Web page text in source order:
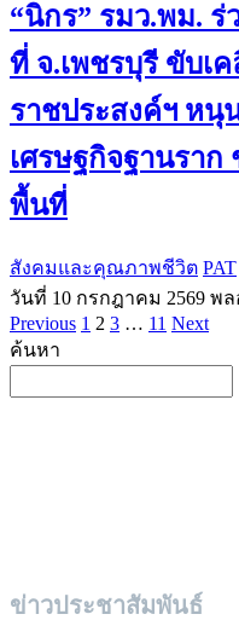
“นิกร” รมว.พม.
ที่ จ.เพชรบุรี ขับเ
ราชประสงค์ฯ หนุ
เศรษฐกิจฐานราก
พื้นที่
สังคมและคุณภาพชีวิต PAT
วันที่ 10 กรกฎาคม 2569 พ
Posts
pagination
Previous 1 2 3 … 11 Next
ค้นหา
ข่าวประชาสัมพันธ์